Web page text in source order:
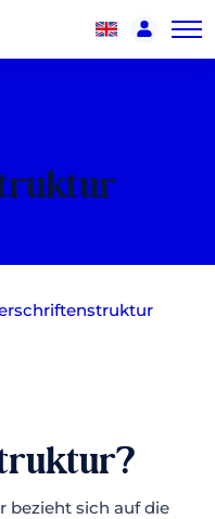
bezieht sich auf die